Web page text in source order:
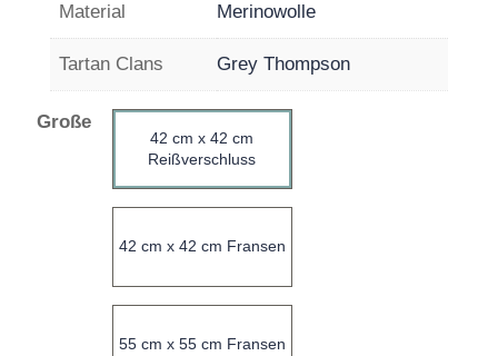
Material Merinowolle
Tartan Clans Grey Thompson
Große
42 cm x 42 cm
Reißverschluss
42 cm x 42 cm Fransen
55 cm x 55 cm Fransen